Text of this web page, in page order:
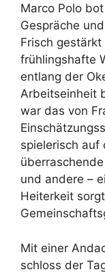
Marco Polo
Gespräche
Frisch
frühlingshafte
entlang der
Arbeitseinheit
war das von
spielerisch auf
und andere –
Heiterkeit
Mit einer
schloss der